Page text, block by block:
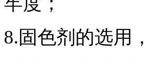
8.固色剂的选用